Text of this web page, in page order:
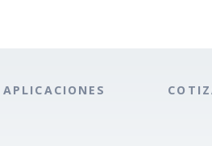
APLICACIONES